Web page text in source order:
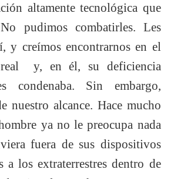
altamente tecnológica que
No pudimos combatirles. Les
y creímos encontrarnos en el
y, en él, su deficiencia
condenaba. Sin embargo,
nuestro alcance. Hace mucho
ya no le preocupa nada
fuera de sus dispositivos
a los extraterrestres dentro de